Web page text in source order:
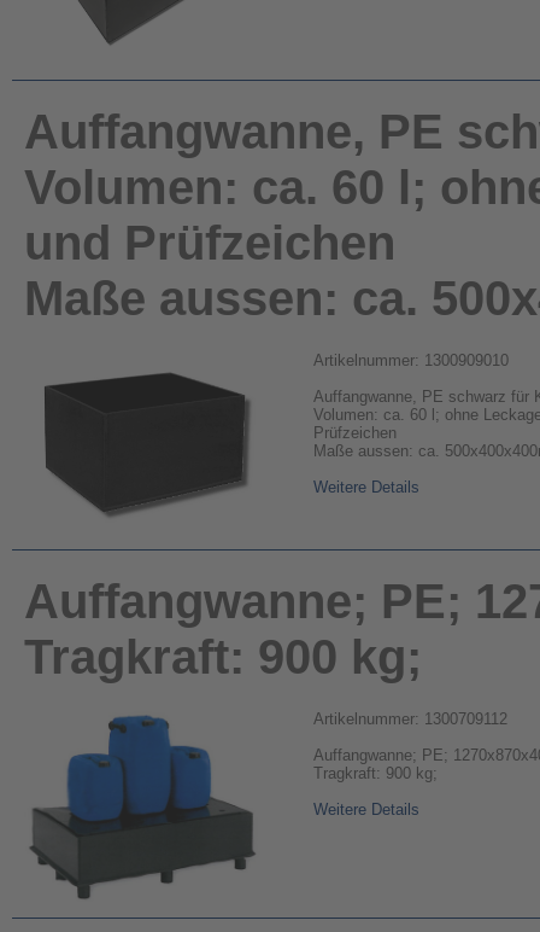
Auffangwanne, PE
Volumen: ca. 60 l;
und Prüfzeichen
Maße aussen: ca.
Artikelnummer: 1300909010
Auffangwanne, PE schwarz für
Volumen: ca. 60 l; ohne
Prüfzeichen
Maße aussen: ca.
Weitere Details
Auffangwanne; PE;
Tragkraft: 900 kg;
Artikelnummer: 1300709112
Auffangwanne; PE;
Tragkraft: 900 kg;
Weitere Details